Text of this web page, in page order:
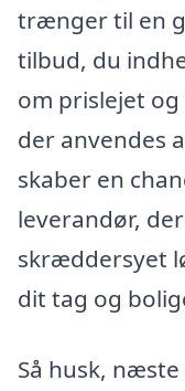
trænger til en
tilbud, du
om prislejet
der anvendes
skaber en
leverandør,
skræddersyet
dit tag og
Så husk,